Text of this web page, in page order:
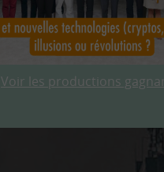
Voir les productions